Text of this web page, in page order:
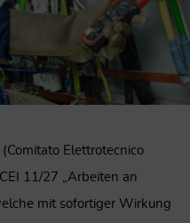
Elettrotecnico
11/27 „Arbeiten an
mit sofortiger Wirkung